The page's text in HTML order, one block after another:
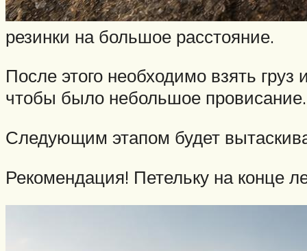
резинки на большое расстояние.
После этого необходимо взять
чтобы было небольшое провисание.
Следующим этапом будет
Рекомендация! Петельку на конце